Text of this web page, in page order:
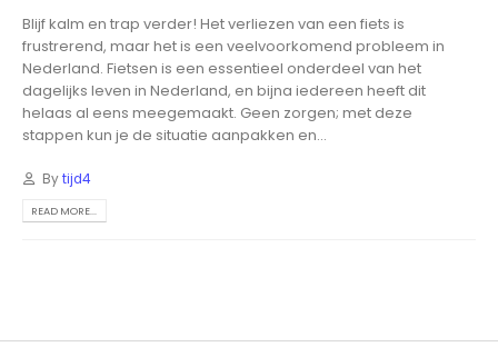
Blijf kalm en trap verder! Het verliezen van een fiets is
frustrerend, maar het is een veelvoorkomend probleem in
Nederland. Fietsen is een essentieel onderdeel van het
dagelijks leven in Nederland, en bijna iedereen heeft dit
helaas al eens meegemaakt. Geen zorgen; met deze
stappen kun je de situatie aanpakken en...
Bytijd4
READ MORE...